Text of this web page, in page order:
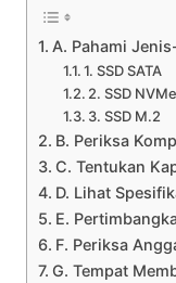
A. Pahami
1. SSD SATA
2. SSD
3. SSD M.2
B. Periksa
C. Tentukan
D. Lihat
E.
F. Periksa
G. Tempat